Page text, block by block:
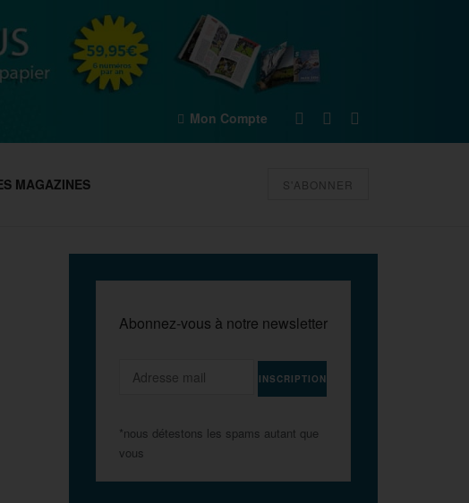
Mon Compte
MAGAZINES S'ABONNER
Abonnez-vous à notre newsletter
*nous détestons les spams autant que
vous